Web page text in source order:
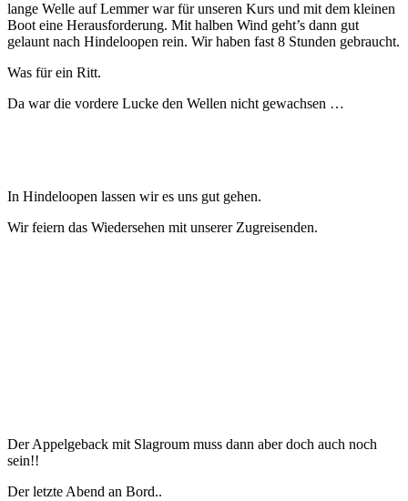
lange Welle auf Lemmer war für unseren Kurs und mit dem kleinen
Boot eine Herausforderung. Mit halben Wind geht’s dann gut
gelaunt nach Hindeloopen rein. Wir haben fast 8 Stunden gebraucht.
Was für ein Ritt.
Da war die vordere Lucke den Wellen nicht gewachsen …
In Hindeloopen lassen wir es uns gut gehen.
Wir feiern das Wiedersehen mit unserer Zugreisenden.
Der Appelgeback mit Slagroum muss dann aber doch auch noch
sein!!
Der letzte Abend an Bord..